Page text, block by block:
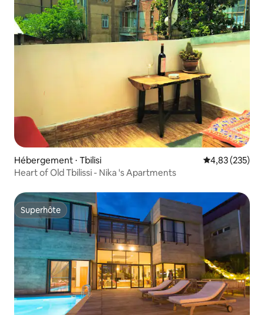
Hébergement ⋅ Tbilisi Évaluation
4,83 (235)
Heart of Old Tbilissi - Nika 's Apartments
Superhôte
Superhôte